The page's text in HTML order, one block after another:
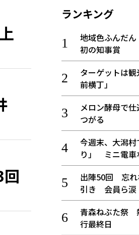
ランキング
地域色ふんだ
初の知事賞
ターゲットは
前横丁」
メロン酵母で
つがる
今週末、大潟
り」 ミニ電車
出陣50回 忘れ
引き 会員ら涙
青森ねぶた祭
行最終日